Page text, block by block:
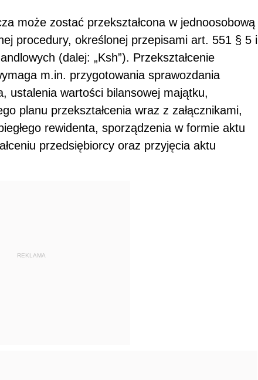
może zostać przekształcona w jednoosobową
procedury, określonej przepisami art. 551 § 5 i
(dalej: „Ksh”). Przekształcenie
m.in. przygotowania sprawozdania
ustalenia wartości bilansowej majątku,
planu przekształcenia wraz z załącznikami,
rewidenta, sporządzenia w formie aktu
przedsiębiorcy oraz przyjęcia aktu
REKLAMA